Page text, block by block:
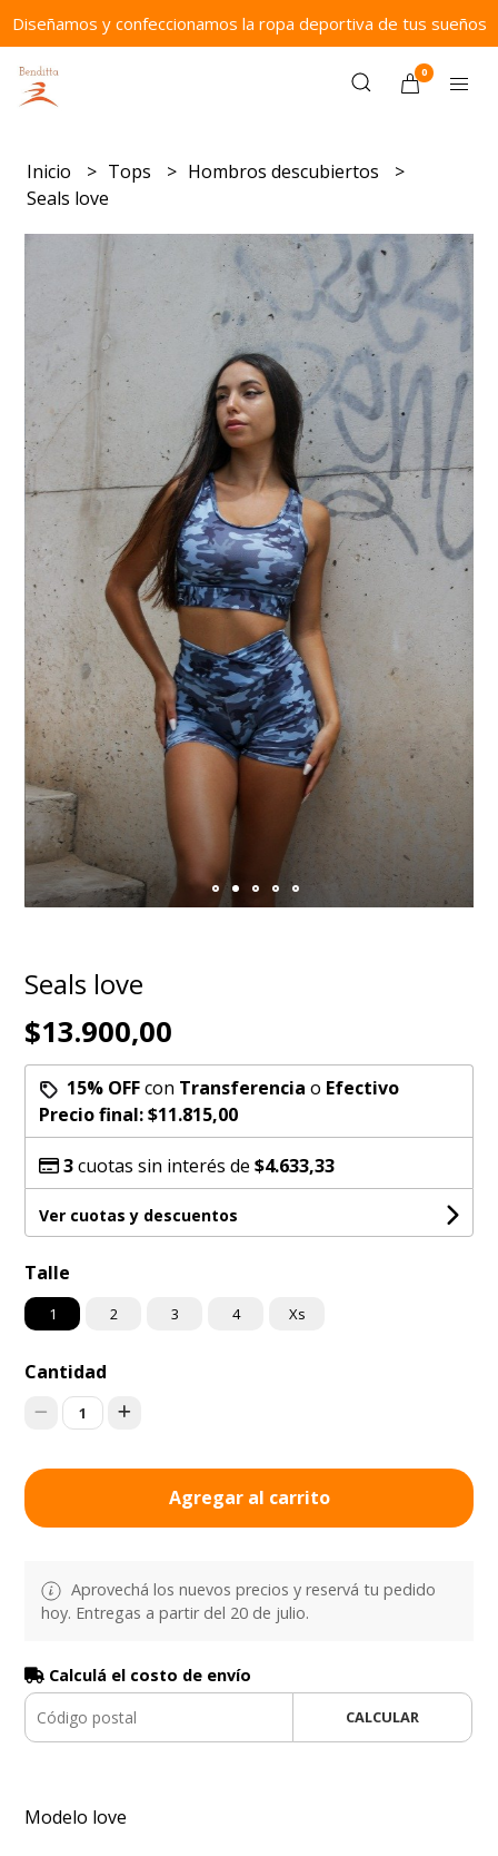
Diseñamos y confeccionamos la ropa deportiva de tus sueños
0
Inicio Tops
Hombros descubiertos
Seals love
Seals love
$13.900,00
15% OFFcon Transferencia o Efectivo
Precio final:$11.815,00
3cuotas sin interés de$4.633,33
Ver cuotas y descuentos
Talle
1 2 3 4 Xs
Cantidad
1
Agregar al carrito
Aprovechá los nuevos precios y reservá tu pedido
hoy. Entregas a partir del 20 de julio.
Calculá el costo de envío
CALCULAR
Modelo love